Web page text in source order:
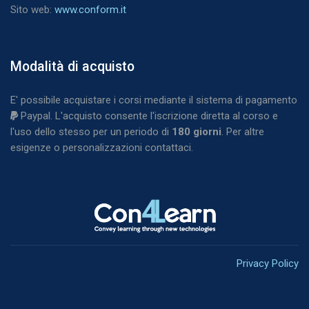
Sito web: www.conform.it
Blocchi
Salta Modalità di acquisto
Modalità di acquisto
E' possibile acquistare i corsi mediante il sistema di pagamento
Paypal. L'acquisto consente l'iscrizione diretta al corso e
l'uso dello stesso per un periodo di 180 giorni . Per altre
esigenze o personalizzazioni contattaci.
Privacy Policy